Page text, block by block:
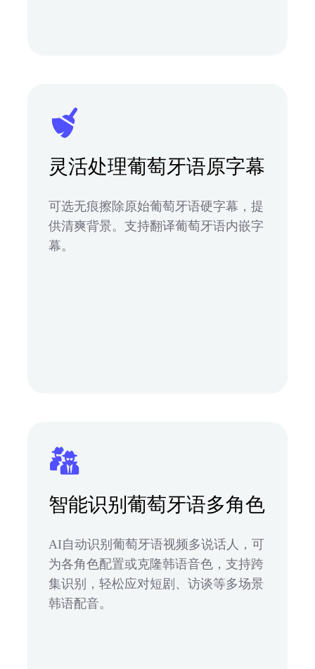
灵活处理葡萄牙语原字幕
可选无痕擦除原始葡萄牙语硬字幕，提
供清爽背景。支持翻译葡萄牙语内嵌字
幕。
智能识别葡萄牙语多角色
AI自动识别葡萄牙语视频多说话人，可
为各角色配置或克隆韩语音色，支持跨
集识别，轻松应对短剧、访谈等多场景
韩语配音。